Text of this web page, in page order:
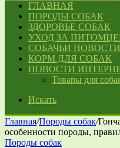
ГЛАВНАЯ
ПОРОДЫ СОБАК
ЗДОРОВЬЕ СОБАК
УХОД ЗА
СОБАЧЬИ НОВОСТИ
КОРМ ДЛЯ СОБАК
НОВОСТИ
Товары для
Искать
Главная/Породы собак/
особенности породы,
Породы собак